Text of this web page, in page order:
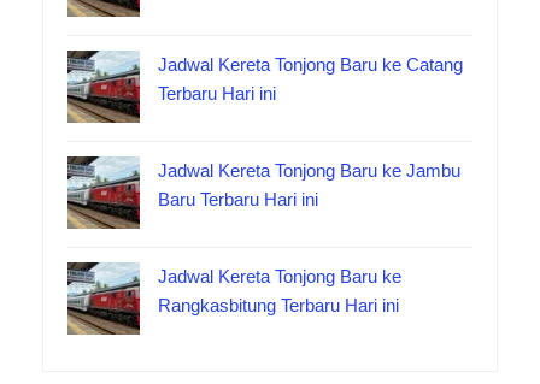
Jadwal Kereta Tonjong Baru ke Catang
Terbaru Hari ini
Jadwal Kereta Tonjong Baru ke Jambu
Baru Terbaru Hari ini
Jadwal Kereta Tonjong Baru ke
Rangkasbitung Terbaru Hari ini